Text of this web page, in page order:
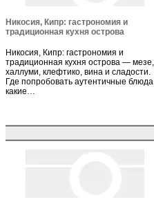
Никосия, Кипр: гастрономия и
традиционная кухня острова
Никосия, Кипр: гастрономия и
традиционная кухня острова — мезе,
халлуми, клефтико, вина и сладости.
Где попробовать аутентичные
какие…